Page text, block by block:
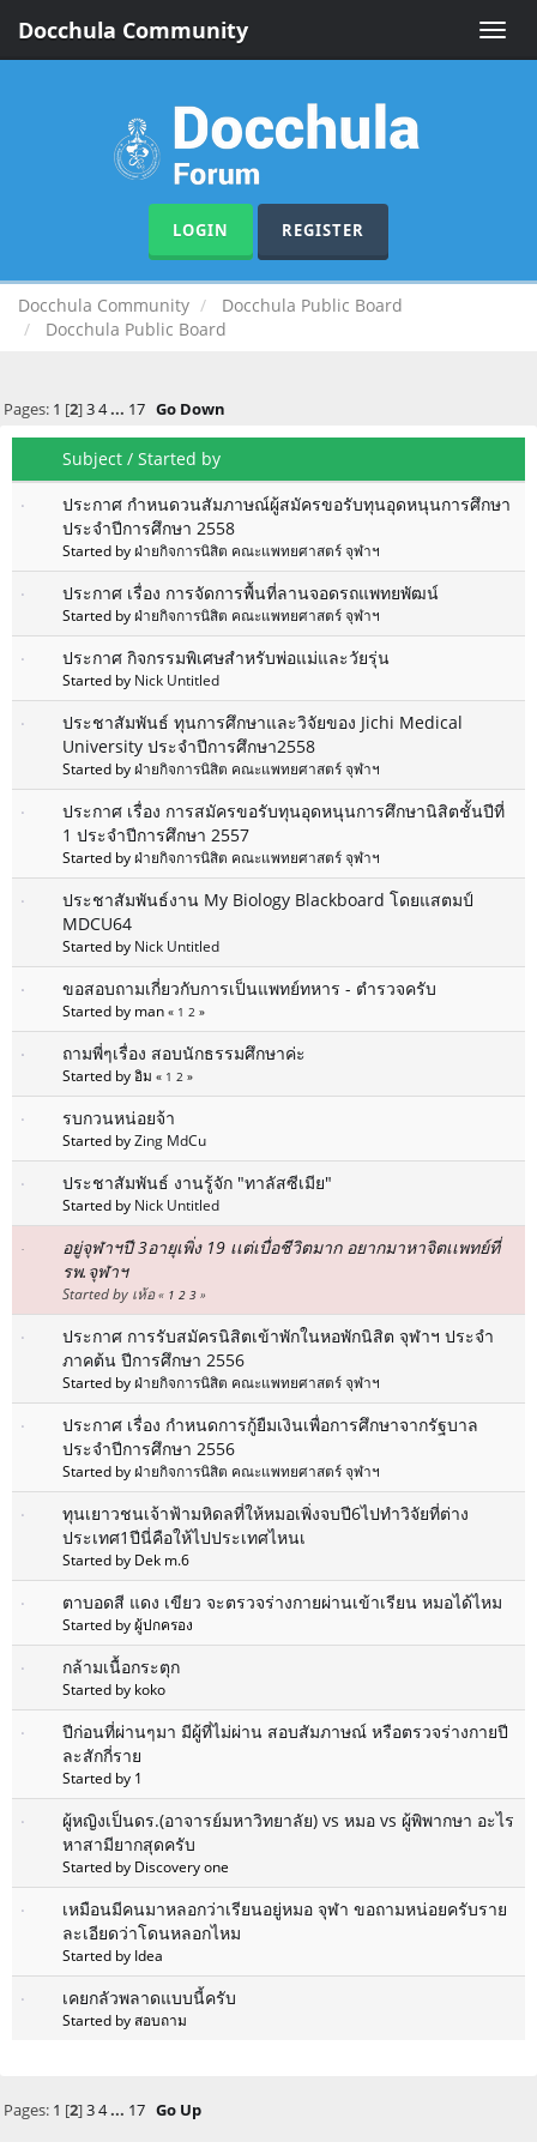
Toggle
Docchula Community
LOGIN REGISTER
Docchula Community
Docchula Public Board
Docchula Public Board
Pages: 1 [2]3 4 ... 17 Go Down
Subject / Started by
ประกาศ กำหนดวนสัมภาษณ์ผู้สมัครขอรับทุนอุดหนุนการศึกษา
ประจำปีการศึกษา 2558
Started byฝ่ายกิจการนิสิต คณะแพทยศาสตร์ จุฬาฯ
ประกาศ เรื่อง การจัดการพื้นที่ลานจอดรถแพทยพัฒน์
Started byฝ่ายกิจการนิสิต คณะแพทยศาสตร์ จุฬาฯ
ประกาศ กิจกรรมพิเศษสำหรับพ่อแม่และวัยรุ่น
Started by Nick Untitled
ประชาสัมพันธ์ ทุนการศึกษาและวิจัยของ Jichi Medical
University ประจำปีการศึกษา2558
Started byฝ่ายกิจการนิสิต คณะแพทยศาสตร์ จุฬาฯ
ประกาศ เรื่อง การสมัครขอรับทุนอุดหนุนการศึกษานิสิตชั้นปีที่
1 ประจำปีการศึกษา 2557
Started byฝ่ายกิจการนิสิต คณะแพทยศาสตร์ จุฬาฯ
ประชาสัมพันธ์งาน My Biology Blackboard โดยแสตมป์
MDCU64
Started by Nick Untitled
ขอสอบถามเกี่ยวกับการเป็นแพทย์ทหาร - ตำรวจครับ
Started by man « 1 2 »
ถามพี่ๆเรื่อง สอบนักธรรมศึกษาค่ะ
Started by อิม « 1 2 »
รบกวนหน่อยจ้า
Started byZing MdCu
ประชาสัมพันธ์ งานรู้จัก "ทาลัสซีเมีย"
Started by Nick Untitled
อยู่จุฬาฯปี 3อายุเพิ่ง 19 เเต่เบื่อชีวิตมาก อยากมาหาจิตเเพทย์ที่
รพ.จุฬาฯ
Started by เห้อ« 1 2 3 »
ประกาศ การรับสมัครนิสิตเข้าพักในหอพักนิสิต จุฬาฯ ประจำ
ภาคต้น ปีการศึกษา 2556
Started byฝ่ายกิจการนิสิต คณะแพทยศาสตร์ จุฬาฯ
ประกาศ เรื่อง กำหนดการกู้ยืมเงินเพื่อการศึกษาจากรัฐบาล
ประจำปีการศึกษา 2556
Started byฝ่ายกิจการนิสิต คณะแพทยศาสตร์ จุฬาฯ
ทุนเยาวชนเจ้าฟ้ามหิดลที่ให้หมอเพิ่งจบปี6ไปทำวิจัยที่ต่าง
ประเทศ1ปีนี่คือให้ไปประเทศไหนเ
Started by Dek m.6
ตาบอดสี แดง เขียว จะตรวจร่างกายผ่านเข้าเรียน หมอได้ไหม
Started by ผู้ปกครอง
กล้ามเนื้อกระตุก
Started by koko
ปีก่อนที่ผ่านๆมา มีผู้ที่ไม่ผ่าน สอบสัมภาษณ์ หรือตรวจร่างกายปี
ละสักกี่ราย
Started by 1
ผู้หญิงเป็นดร.(อาจารย์มหาวิทยาลัย) vs หมอ vs ผู้พิพากษา อะไร
หาสามียากสุดครับ
Started by Discovery one
เหมือนมีคนมาหลอกว่าเรียนอยู่หมอ จุฬา ขอถามหน่อยครับราย
ละเอียดว่าโดนหลอกไหม
Started by Idea
เคยกลัวพลาดแบบนี้ครับ
Started by สอบถาม
Pages: 1 [2]3 4 ... 17 Go Up